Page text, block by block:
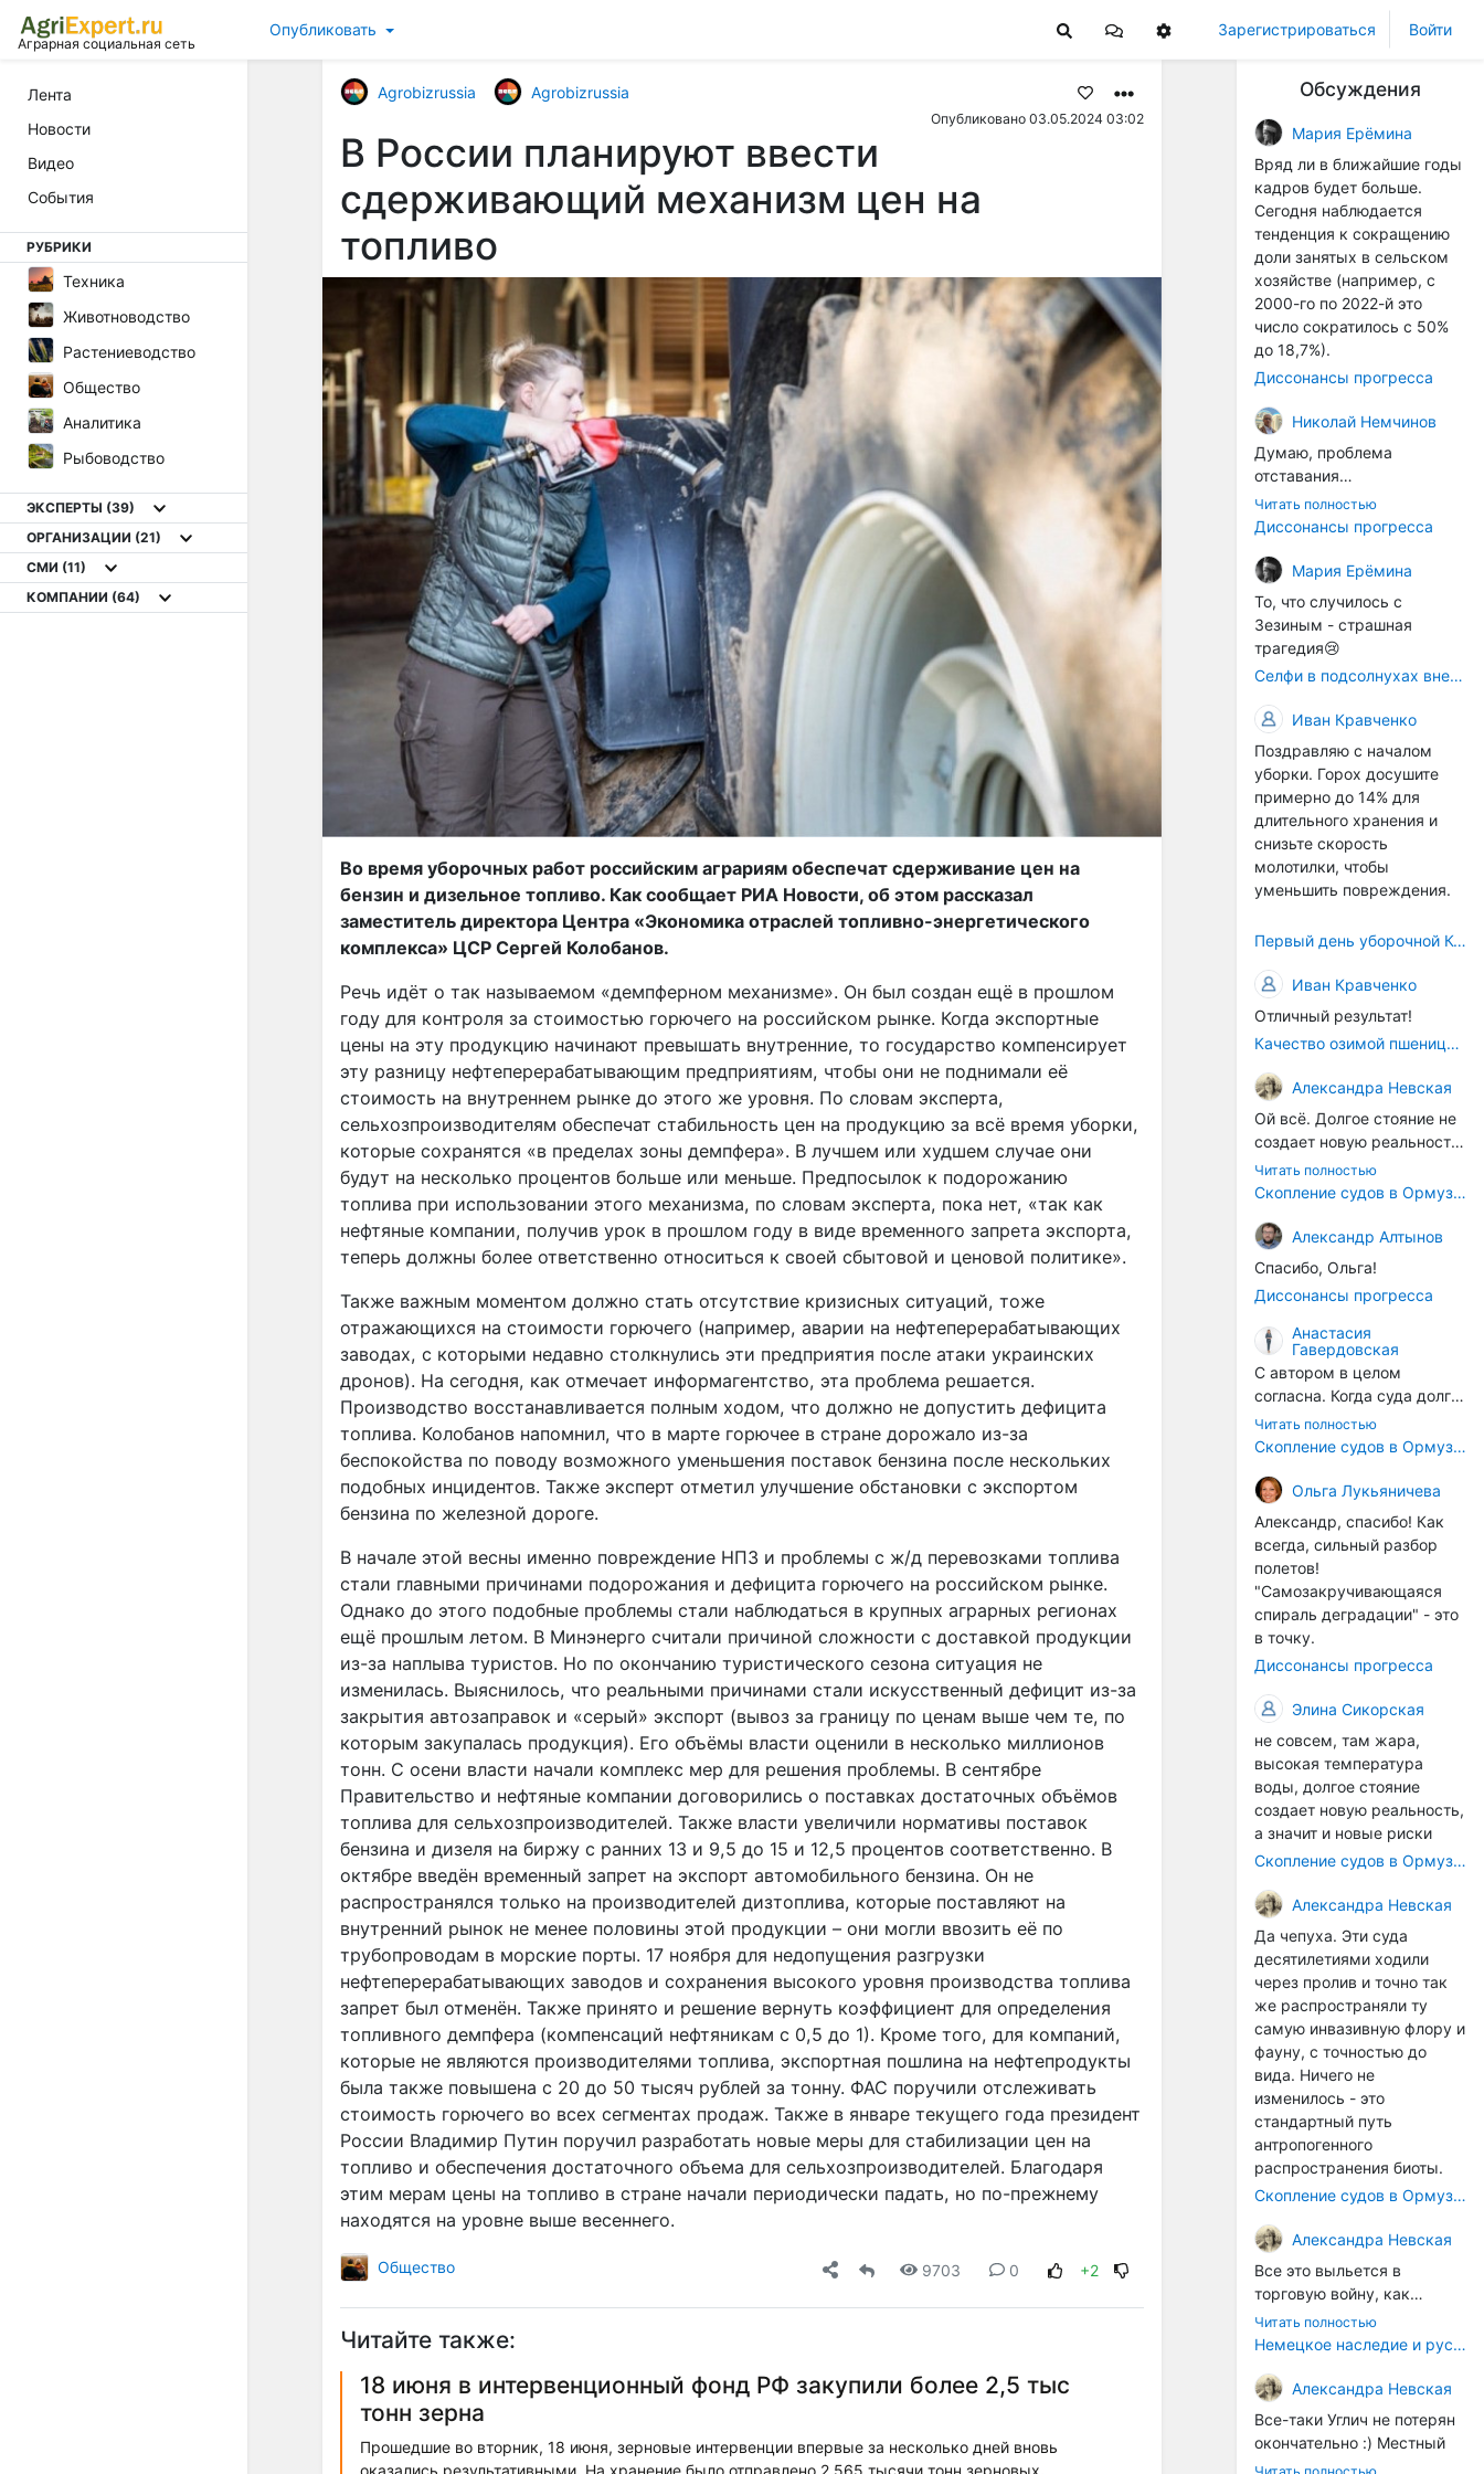
Аграрная социальная сеть
Опубликовать Зарегистрироваться Войти
Лента
Новости
Видео
События
РУБРИКИ
Техника
Животноводство
Растениеводство
Общество
Аналитика
Рыбоводство
ЭКСПЕРТЫ (39)
ОРГАНИЗАЦИИ (21)
СМИ (11)
КОМПАНИИ (64)
Agrobizrussia Agrobizrussia
Опубликовано 03.05.2024 03:02
В России планируют ввести
сдерживающий механизм цен на
топливо
Во время уборочных работ российским аграриям обеспечат сдерживание цен на
бензин и дизельное топливо. Как сообщает РИА Новости, об этом рассказал
заместитель директора Центра «Экономика отраслей топливно-энергетического
комплекса» ЦСР Сергей Колобанов.
Речь идёт о так называемом «демпферном механизме». Он был создан ещё в прошлом
году для контроля за стоимостью горючего на российском рынке. Когда экспортные
цены на эту продукцию начинают превышать внутренние, то государство компенсирует
эту разницу нефтеперерабатывающим предприятиям, чтобы они не поднимали её
стоимость на внутреннем рынке до этого же уровня. По словам эксперта,
сельхозпроизводителям обеспечат стабильность цен на продукцию за всё время уборки,
которые сохранятся «в пределах зоны демпфера». В лучшем или худшем случае они
будут на несколько процентов больше или меньше. Предпосылок к подорожанию
топлива при использовании этого механизма, по словам эксперта, пока нет, «так как
нефтяные компании, получив урок в прошлом году в виде временного запрета экспорта,
теперь должны более ответственно относиться к своей сбытовой и ценовой политике».
Также важным моментом должно стать отсутствие кризисных ситуаций, тоже
отражающихся на стоимости горючего (например, аварии на нефтеперерабатывающих
заводах, с которыми недавно столкнулись эти предприятия после атаки украинских
дронов). На сегодня, как отмечает информагентство, эта проблема решается.
Производство восстанавливается полным ходом, что должно не допустить дефицита
топлива. Колобанов напомнил, что в марте горючее в стране дорожало из-за
беспокойства по поводу возможного уменьшения поставок бензина после нескольких
подобных инцидентов. Также эксперт отметил улучшение обстановки с экспортом
бензина по железной дороге.
В начале этой весны именно повреждение НПЗ и проблемы с ж/д перевозками топлива
стали главными причинами подорожания и дефицита горючего на российском рынке.
Однако до этого подобные проблемы стали наблюдаться в крупных аграрных регионах
ещё прошлым летом. В Минэнерго считали причиной сложности с доставкой продукции
из-за наплыва туристов. Но по окончанию туристического сезона ситуация не
изменилась. Выяснилось, что реальными причинами стали искусственный дефицит из-за
закрытия автозаправок и «серый» экспорт (вывоз за границу по ценам выше чем те, по
которым закупалась продукция). Его объёмы власти оценили в несколько миллионов
тонн. С осени власти начали комплекс мер для решения проблемы. В сентябре
Правительство и нефтяные компании договорились о поставках достаточных объёмов
топлива для сельхозпроизводителей. Также власти увеличили нормативы поставок
бензина и дизеля на биржу с ранних 13 и 9,5 до 15 и 12,5 процентов соответственно. В
октябре введён временный запрет на экспорт автомобильного бензина. Он не
распространялся только на производителей дизтоплива, которые поставляют на
внутренний рынок не менее половины этой продукции – они могли ввозить её по
трубопроводам в морские порты. 17 ноября для недопущения разгрузки
нефтеперерабатывающих заводов и сохранения высокого уровня производства топлива
запрет был отменён. Также принято и решение вернуть коэффициент для определения
топливного демпфера (компенсаций нефтяникам с 0,5 до 1). Кроме того, для компаний,
которые не являются производителями топлива, экспортная пошлина на нефтепродукты
была также повышена с 20 до 50 тысяч рублей за тонну. ФАС поручили отслеживать
стоимость горючего во всех сегментах продаж. Также в январе текущего года президент
России Владимир Путин поручил разработать новые меры для стабилизации цен на
топливо и обеспечения достаточного объема для сельхозпроизводителей. Благодаря
этим мерам цены на топливо в стране начали периодически падать, но по-прежнему
находятся на уровне выше весеннего.
Общество 9703 0 +2
Читайте также:
18 июня в интервенционный фонд РФ закупили более 2,5 тыс
тонн зерна
Прошедшие во вторник, 18 июня, зерновые интервенции впервые за несколько дней вновь
оказались результативными. На хранение было отправлено 2,565 тысячи тонн зерновых,
Обсуждения
Мария Ерёмина
Вряд ли в ближайшие годы
кадров будет больше.
Сегодня наблюдается
тенденция к сокращению
доли занятых в сельском
хозяйстве (например, с
2000-го по 2022-й это
число сократилось с 50%
до 18,7%).
Диссонансы прогресса
Николай Немчинов
Думаю, проблема
отставания
технологичности
оборудования в
окажется связана с
кадрами. Их надо будет
все больше, чтобы
затыкать
образовывающиеся
технологические дыры. И
это в рамках
существующих реалий для
людей принимающих
решения как раз хорошо,
само село окажется при
деле, да и количество
задействованных в
сельхозпоризводстве
кадров таким образом
Читать полностью
Диссонансы прогресса
Мария Ерёмина
То, что случилось с
Зезиным - страшная
трагедия😢
Селфи в подсолнухах вне закона: За проникновение на сельхозземли без разрешения хотят штрафовать
Иван Кравченко
Поздравляю с началом
уборки. Горох досушите
примерно до 14% для
длительного хранения и
снизьте скорость
молотилки, чтобы
уменьшить повреждения.
Первый день уборочной Компании 2026🫡Считаю открытым.
Иван Кравченко
Отличный результат!
Качество озимой пшеницы 2026 год
Александра Невская
Ой всё. Долгое стояние не
создает новую реальность.
Морские организмы всегда
накапливаются на судах.
на чистку от тех самых
организмов. И год за
годом, век за веком суда
разносят эти самые
организмы по пути
следования.
Читать полностью
Скопление судов в Ормузском проливе грозит катастрофическим распространением инвазивных видов
Александр Алтынов
Спасибо, Ольга!
Диссонансы прогресса
Анастасия
Гавердовская
С автором в целом
согласна. Когда суда долго
стоят в теплой воде, на их
корпусах активно
организмы, и потом они
могут быть перенесены в
другие регионы. Поэтому
проблема вполне реальная
— просто я бы говорила не
о неизбежной катастрофе,
а о повышенном риске,
который нельзя
игнорировать. А так да 👍
Читать полностью
Скопление судов в Ормузском проливе грозит катастрофическим распространением инвазивных видов
Ольга Лукьяничева
Александр, спасибо! Как
всегда, сильный разбор
полетов!
"Самозакручивающаяся
спираль деградации" - это
в точку.
Диссонансы прогресса
Элина Сикорская
не совсем, там жара,
высокая температура
воды, долгое стояние
создает новую реальность,
а значит и новые риски
Скопление судов в Ормузском проливе грозит катастрофическим распространением инвазивных видов
Александра Невская
Да чепуха. Эти суда
десятилетиями ходили
через пролив и точно так
же распространяли ту
самую инвазивную флору и
фауну, с точностью до
вида. Ничего не
изменилось - это
стандартный путь
антропогенного
распространения биоты.
Скопление судов в Ормузском проливе грозит катастрофическим распространением инвазивных видов
Александра Невская
Все это выльется в
торговую войну, как
печально известная война
за Адыгейский сыр. Собаки
Когда региональный
продукт начнут делать
многие мастера региона, а
не единицы энтузиастов,
Читать полностью
Немецкое наследие и русский характер: история колбасного дела в Российской империи
Александра Невская
Все-таки Углич не потерян
окончательно :) Местный
институт сыроделия